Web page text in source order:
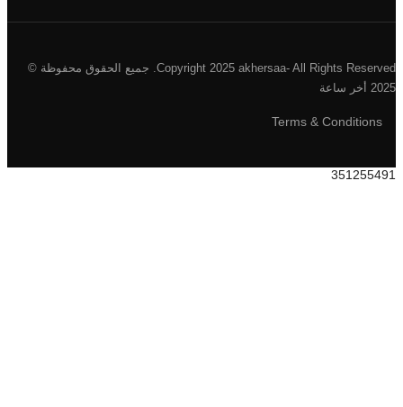
Copyright 2025 akhersaa- All Rights Reserved. جميع الحقوق محفوظة ©
Terms &